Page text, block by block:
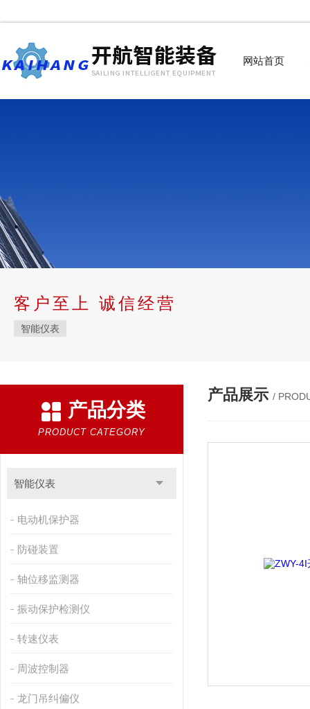
网站首页
客户至上 诚信经营
智能仪表
产品分类
PRODUCT CATEGORY
智能仪表
电动机保护器
防碰装置
轴位移监测器
振动保护检测仪
转速仪表
周波控制器
龙门吊纠偏仪
产品展示 /